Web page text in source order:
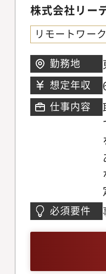
株式会社リー
リモートワー
勤務地
想定年収
仕事内容
必須要件